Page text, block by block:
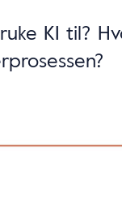
KI til?